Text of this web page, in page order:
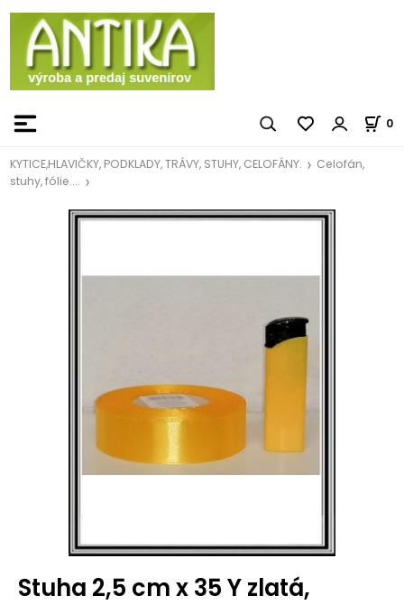
0
KYTICE,HLAVIČKY, PODKLADY, TRÁVY, STUHY, CELOFÁNY.
Celofán,
stuhy, fólie....
Stuha 2,5 cm x 35 Y zlatá,